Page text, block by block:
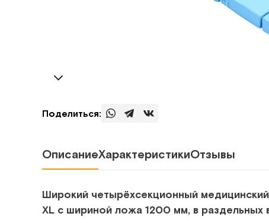
Поделиться:
ОписаниеХарактеристикиОтзывы
Широкий четырёхсекционный
XL c шириной ложа 1200 мм, в